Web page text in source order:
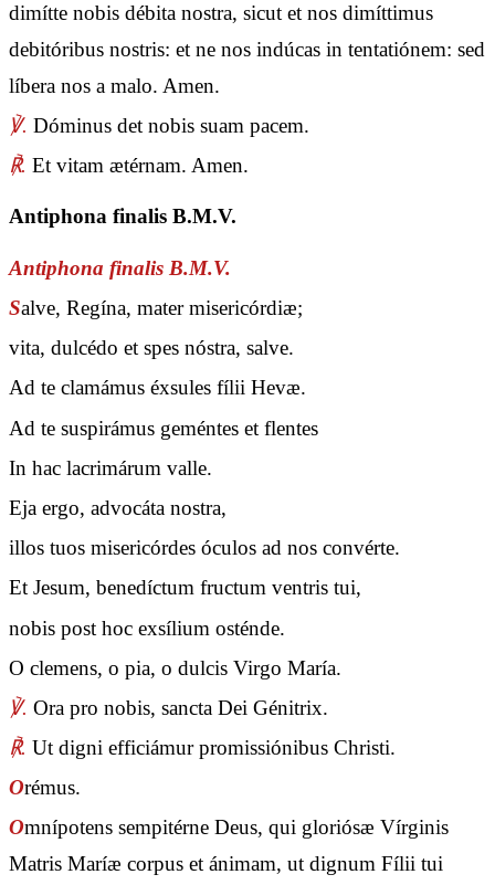
dimítte nobis débita nostra, sicut et nos dimíttimus
debitóribus nostris: et ne nos indúcas in tentatiónem: sed
líbera nos a malo. Amen.
℣. Dóminus det nobis suam pacem.
℟. Et vitam ætérnam. Amen.
Antiphona finalis B.M.V.
Antiphona finalis B.M.V.
Salve, Regína, mater misericórdiæ;
vita, dulcédo et spes nóstra, salve.
Ad te clamámus éxsules fílii Hevæ.
Ad te suspirámus geméntes et flentes
In hac lacrimárum valle.
Eja ergo, advocáta nostra,
illos tuos misericórdes óculos ad nos convérte.
Et Jesum, benedíctum fructum ventris tui,
nobis post hoc exsílium osténde.
O clemens, o pia, o dulcis Virgo María.
℣. Ora pro nobis, sancta Dei Génitrix.
℟. Ut digni efficiámur promissiónibus Christi.
Orémus.
Omnípotens sempitérne Deus, qui gloriósæ Vírginis
Matris Maríæ corpus et ánimam, ut dignum Fílii tui